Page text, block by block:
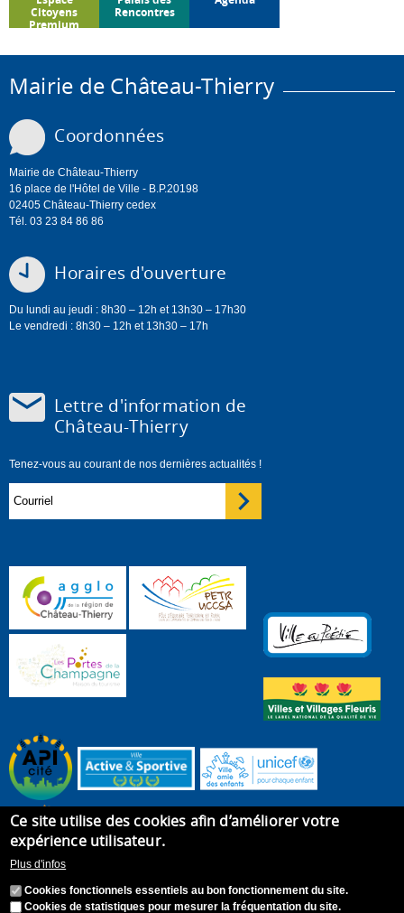
Citoyens
Premium
Rencontres
Mairie de Château-Thierry
Coordonnées
Mairie de Château-Thierry
16 place de l'Hôtel de Ville - B.P.20198
02405 Château-Thierry cedex
Tél. 03 23 84 86 86
Horaires d'ouverture
Du lundi au jeudi : 8h30 – 12h et 13h30 – 17h30
Le vendredi : 8h30 – 12h et 13h30 – 17h
Lettre d'information de
Château-Thierry
Tenez-vous au courant de nos dernières actualités !
Ce site utilise des cookies afin d’améliorer votre
expérience utilisateur.
Plus d'infos
Cookies fonctionnels essentiels au bon fonctionnement du site.
Cookies de statistiques pour mesurer la fréquentation du site.